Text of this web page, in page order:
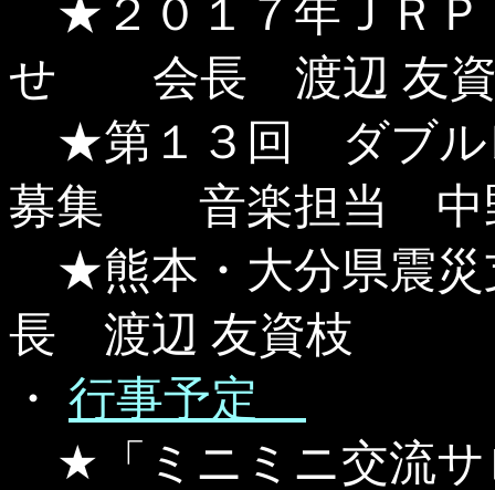
★２０１７年ＪＲＰ
せ 会長 渡辺 友資
★第１３回 ダブル
募集 音楽担当 中
★熊本・大分県震
長 渡辺 友資枝
・ 行事予定
★「ミニミニ交流サ